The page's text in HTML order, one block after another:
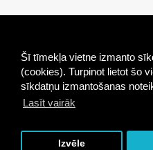
Šī tīmekļa vietne izmanto
(cookies). Turpinot lietot šo
sīkdatņu izmantošanas
Lasīt vairāk
Izvēle